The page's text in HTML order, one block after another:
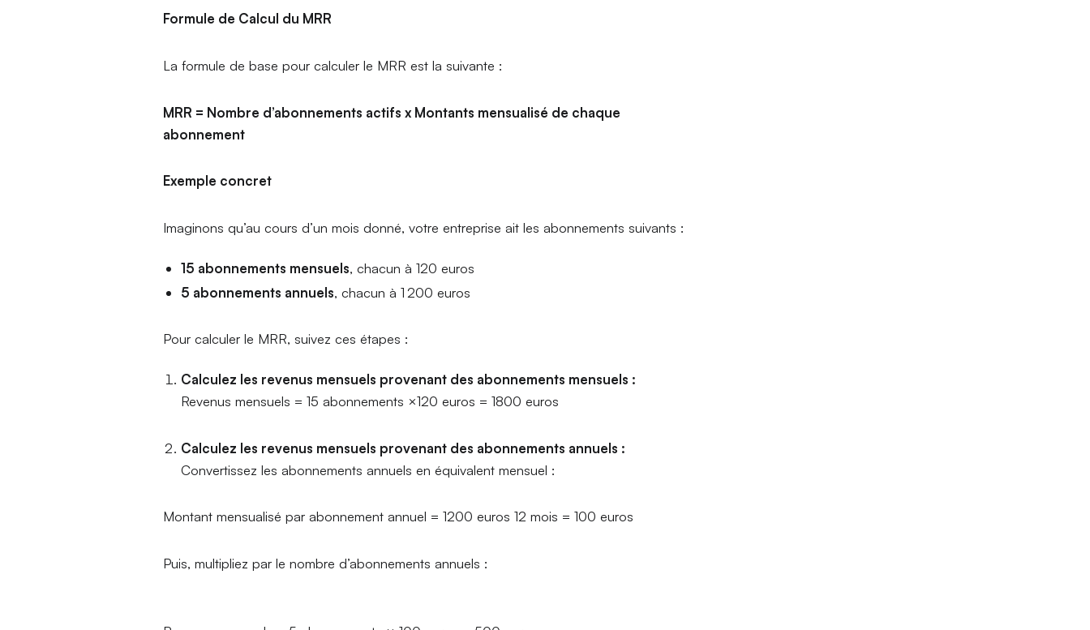
Formule de Calcul du MRR
La formule de base pour calculer le MRR est la suivante :
MRR = Nombre d’abonnements actifs x Montants mensualisé de chaque
abonnement
Exemple concret
Imaginons qu’au cours d’un mois donné, votre entreprise ait les abonnements suivants :
15 abonnements mensuels, chacun à 120 euros
5 abonnements annuels, chacun à 1 200 euros
Pour calculer le MRR, suivez ces étapes :
Calculez les revenus mensuels provenant des abonnements mensuels :
Revenus mensuels = 15 abonnements ×120 euros = 1800 euros
Calculez les revenus mensuels provenant des abonnements annuels :
Convertissez les abonnements annuels en équivalent mensuel :
Montant mensualisé par abonnement annuel = 1200 euros 12 mois = 100 euros
Puis, multipliez par le nombre d’abonnements annuels :